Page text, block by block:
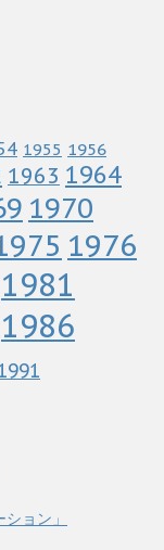
1955 1956
1963 1964
1970
1976
1981
1986
ョン」